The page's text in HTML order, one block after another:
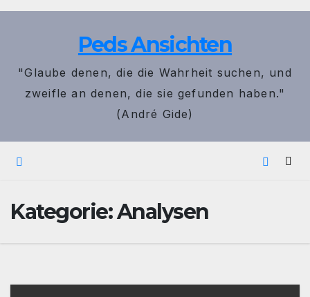
Zum
Peds Ansichten
"Glaube denen, die die Wahrheit suchen, und
zweifle an denen, die sie gefunden haben."
(André Gide)
Kategorie:Analysen